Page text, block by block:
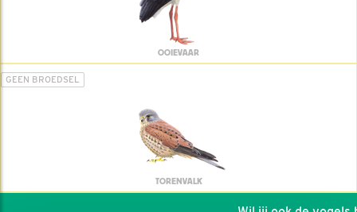
OOIEVAAR
GEEN BROEDSEL
TORENVALK